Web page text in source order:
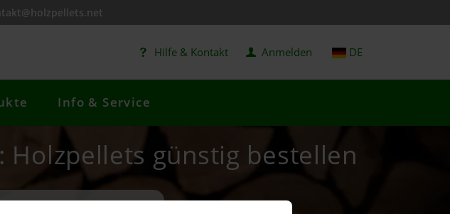
Hilfe & Kontakt Anmelden DE
Info & Service
: Holzpellets günstig bestellen